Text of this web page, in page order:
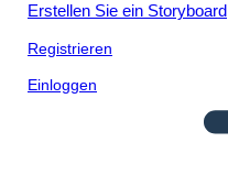
Erstellen Sie ein Storyboard
Registrieren
Einloggen